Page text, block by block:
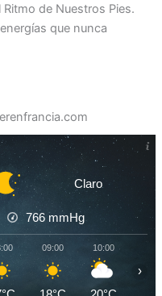
de Nuestros Pies.
que nunca
Claro
766 mmHg
09:00 10:00
›